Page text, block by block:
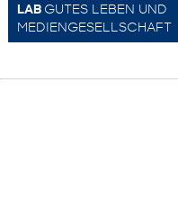
LAB GUTES LEBEN UND
MEDIENGESELLSCHAFT